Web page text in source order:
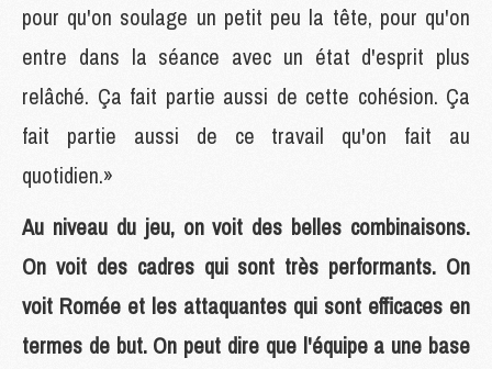
pour qu'on soulage un petit peu la tête, pour qu'on
entre dans la séance avec un état d'esprit plus
relâché. Ça fait partie aussi de cette cohésion. Ça
fait partie aussi de ce travail qu'on fait au
quotidien.»
Au niveau du jeu, on voit des belles combinaisons.
On voit des cadres qui sont très performants. On
voit Romée et les attaquantes qui sont efficaces en
termes de but. On peut dire que l'équipe a une base